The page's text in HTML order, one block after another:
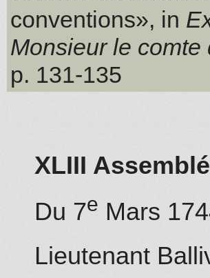
conventions», in
Monsieur le comte
p. 131-135
XLIII
Du 7e Mars
Lieutenant